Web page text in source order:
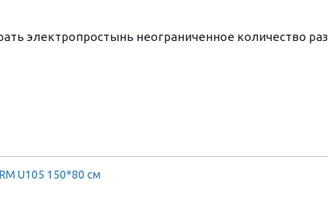
электропростынь неограниченное количество раз